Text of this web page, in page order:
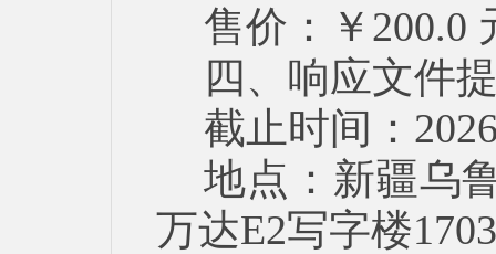
售价：￥200.0
四、响应文件
截止时间：
地点：新疆乌
万达E2写字楼